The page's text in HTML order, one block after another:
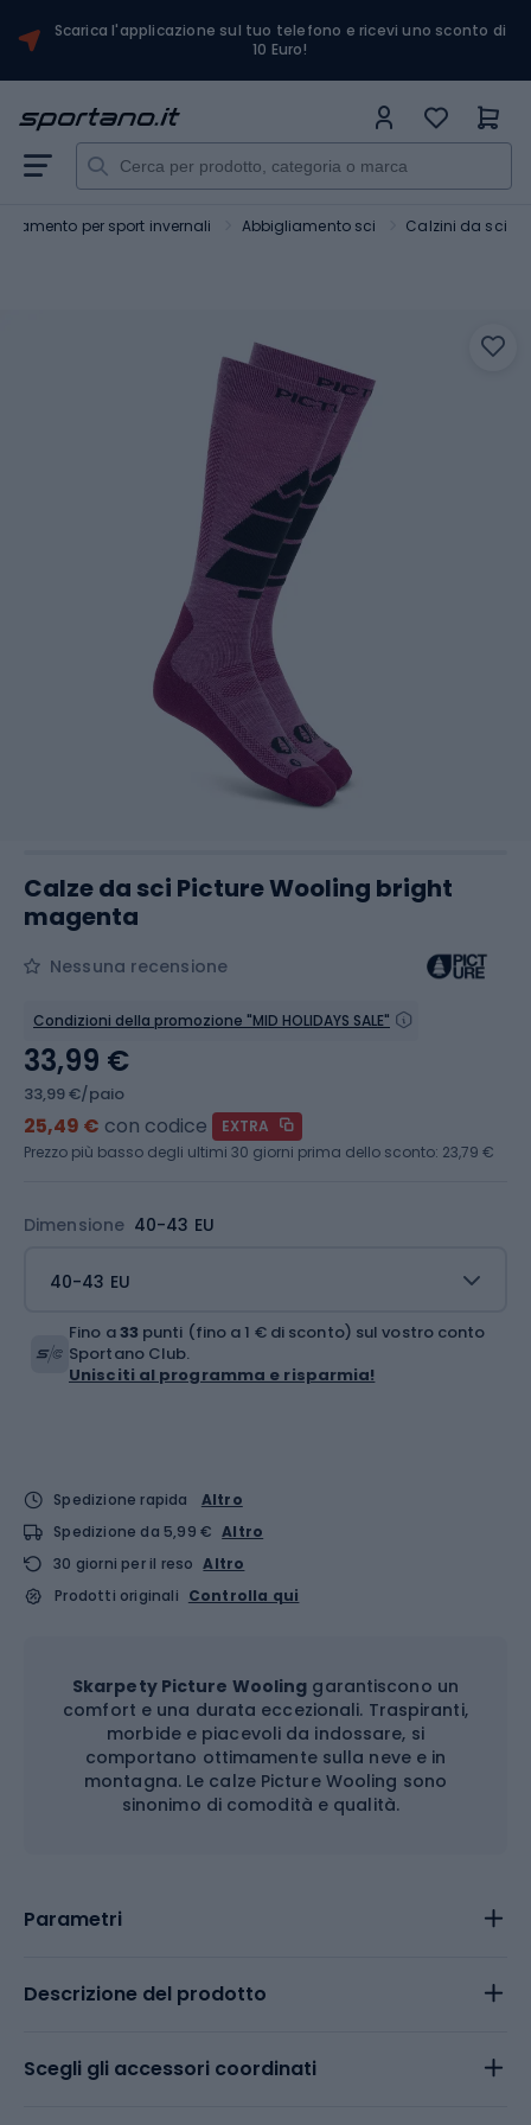
Scarica l'applicazione sul tuo telefono e ricevi uno sconto di
10 Euro!
per sport invernali Abbigliamento sci Calzini da sci
Calze da sci Picture Wooling bright
magenta
Nessuna recensione
Condizioni della promozione "MID HOLIDAYS SALE"
Dimensione 40-43 EU
40-43 EU
33,99 €
33,99 €/paio
25,49 € con codice
EXTRA
Prezzo più basso degli ultimi 30 giorni prima dello sconto: 23,79 €
Fino a33 punti (fino a 1 € di sconto) sul vostro conto
Sportano Club.
Unisciti al programma e risparmia!
Spedizione rapida
Altro
Spedizione da 5,99 € Altro
30 giorni per il reso Altro
Prodotti originali Controlla qui
Skarpety Picture Wooling garantiscono un
comfort e una durata eccezionali. Traspiranti,
morbide e piacevoli da indossare, si
comportano ottimamente sulla neve e in
montagna. Le calze Picture Wooling sono
sinonimo di comodità e qualità.
Parametri
Descrizione del prodotto
Scegli gli accessori coordinati